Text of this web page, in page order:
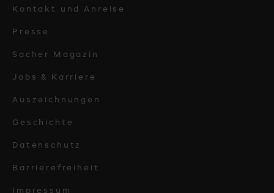
Kontakt und Anreise
Presse
Sacher Magazin
Jobs & Karriere
Auszeichnungen
Geschichte
Datenschutz
Barrierefreiheit
Impressum